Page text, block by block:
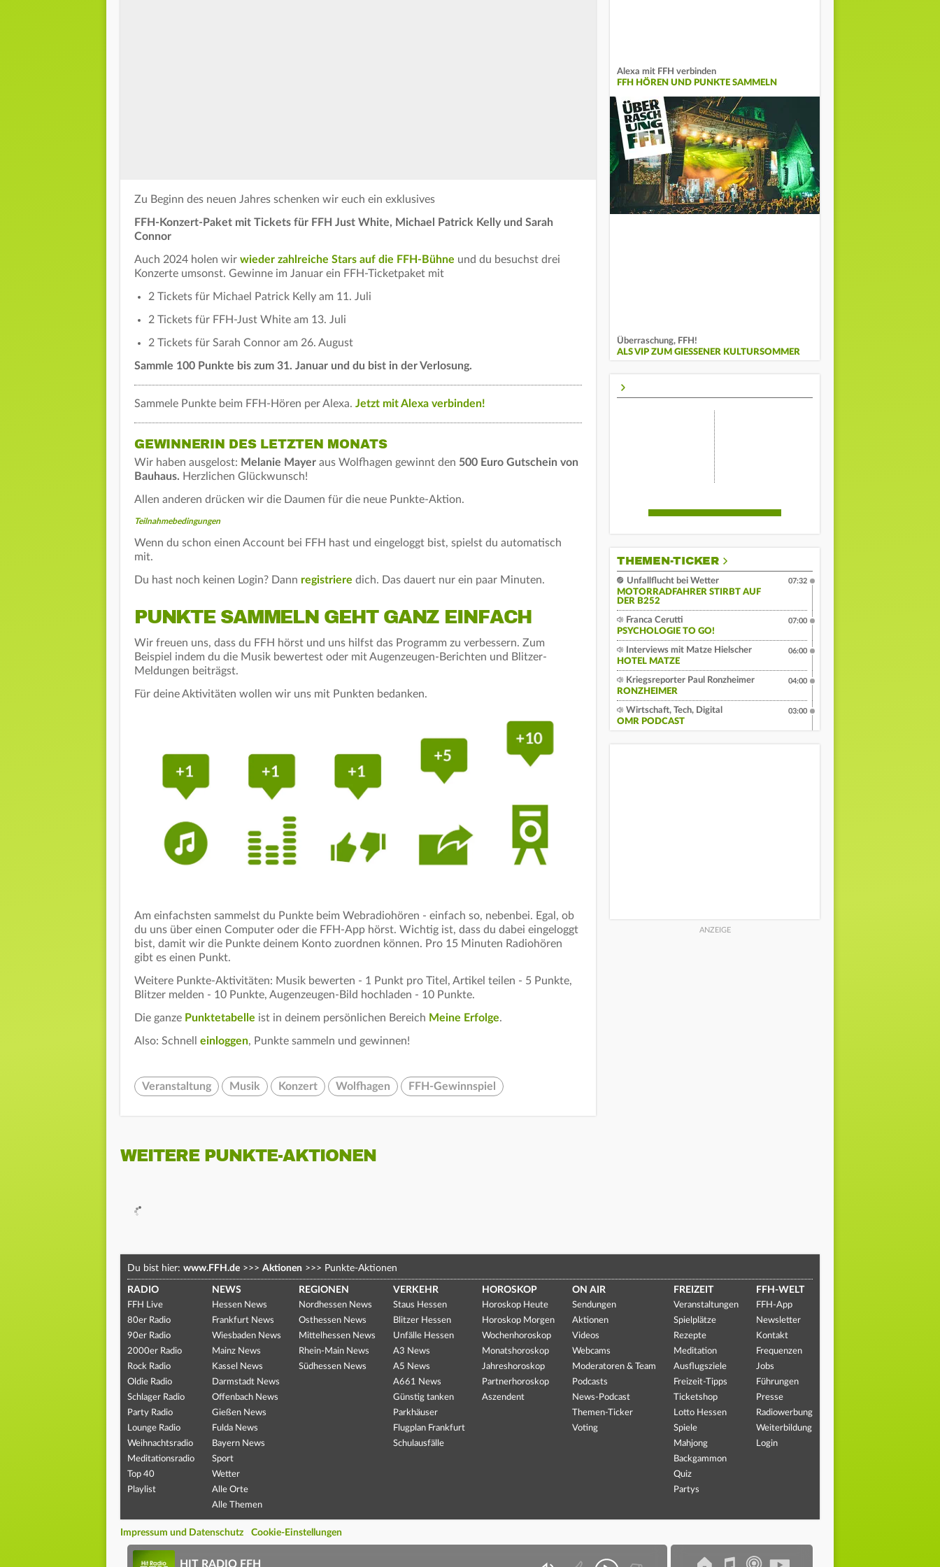
Zu Beginn des neuen Jahres schenken wir euch ein exklusives
FFH-Konzert-Paket mit Tickets für FFH Just White, Michael Patrick Kelly und Sarah
Connor
Auch 2024 holen wir wieder zahlreiche Stars auf die FFH-Bühne und du besuchst drei
Konzerte umsonst. Gewinne im Januar ein FFH-Ticketpaket mit
2 Tickets für Michael Patrick Kelly am 11. Juli
2 Tickets für FFH-Just White am 13. Juli
2 Tickets für Sarah Connor am 26. August
Sammle 100 Punkte bis zum 31. Januar und du bist in der Verlosung.
Sammele Punkte beim FFH-Hören per Alexa. Jetzt mit Alexa verbinden!
GEWINNERIN DES LETZTEN MONATS
Wir haben ausgelost: Melanie Mayer aus Wolfhagen gewinnt den 500 Euro Gutschein von
Bauhaus. Herzlichen Glückwunsch!
Allen anderen drücken wir die Daumen für die neue Punkte-Aktion.
Teilnahmebedingungen
Wenn du schon einen Account bei FFH hast und eingeloggt bist, spielst du automatisch
mit.
Du hast noch keinen Login? Dann registriere dich. Das dauert nur ein paar Minuten.
PUNKTE SAMMELN GEHT GANZ EINFACH
Wir freuen uns, dass du FFH hörst und uns hilfst das Programm zu verbessern. Zum
Beispiel indem du die Musik bewertest oder mit Augenzeugen-Berichten und Blitzer-
Meldungen beiträgst.
Für deine Aktivitäten wollen wir uns mit Punkten bedanken.
Am einfachsten sammelst du Punkte beim Webradiohören - einfach so, nebenbei. Egal, ob
du uns über einen Computer oder die FFH-App hörst. Wichtig ist, dass du dabei eingeloggt
bist, damit wir die Punkte deinem Konto zuordnen können. Pro 15 Minuten Radiohören
gibt es einen Punkt.
Weitere Punkte-Aktivitäten: Musik bewerten - 1 Punkt pro Titel, Artikel teilen - 5 Punkte,
Blitzer melden - 10 Punkte, Augenzeugen-Bild hochladen - 10 Punkte.
Die ganze Punktetabelle ist in deinem persönlichen Bereich Meine Erfolge.
Also: Schnell einloggen, Punkte sammeln und gewinnen!
Veranstaltung Musik Konzert Wolfhagen FFH-Gewinnspiel
Alexa mit FFH verbinden
FFH HÖREN UND PUNKTE SAMMELN
Überraschung, FFH!
ALS VIP ZUM GIESSENER KULTURSOMMER
THEMEN-TICKER
Unfallflucht bei Wetter
MOTORRADFAHRER STIRBT AUF
DER B252
07:32
Franca Cerutti
PSYCHOLOGIE TO GO!
07:00
Interviews mit Matze Hielscher
HOTEL MATZE
06:00
Kriegsreporter Paul Ronzheimer
RONZHEIMER
04:00
Wirtschaft, Tech, Digital
OMR PODCAST
03:00
WEITERE PUNKTE-AKTIONEN
Du bist hier: www.FFH.de >>> Aktionen >>> Punkte-Aktionen
RADIO
FFH Live
80er Radio
90er Radio
2000er Radio
Rock Radio
Oldie Radio
Schlager Radio
Party Radio
Lounge Radio
Weihnachtsradio
Meditationsradio
Top 40
Playlist
NEWS
Hessen News
Frankfurt News
Wiesbaden News
Mainz News
Kassel News
Darmstadt News
Offenbach News
Gießen News
Fulda News
Bayern News
Sport
Wetter
Alle Orte
Alle Themen
REGIONEN
Nordhessen News
Osthessen News
Mittelhessen News
Rhein-Main News
Südhessen News
VERKEHR
Staus Hessen
Blitzer Hessen
Unfälle Hessen
A3 News
A5 News
A661 News
Günstig tanken
Parkhäuser
Flugplan Frankfurt
Schulausfälle
HOROSKOP
Horoskop Heute
Horoskop Morgen
Wochenhoroskop
Monatshoroskop
Jahreshoroskop
Partnerhoroskop
Aszendent
ON AIR
Sendungen
Aktionen
Videos
Webcams
Moderatoren & Team
Podcasts
News-Podcast
Themen-Ticker
Voting
FREIZEIT
Veranstaltungen
Spielplätze
Rezepte
Meditation
Ausflugsziele
Freizeit-Tipps
Ticketshop
Lotto Hessen
Spiele
Mahjong
Backgammon
Quiz
Partys
FFH-WELT
FFH-App
Newsletter
Kontakt
Frequenzen
Jobs
Führungen
Presse
Radiowerbung
Weiterbildung
Login
Impressum und Datenschutz Cookie-Einstellungen
HIT RADIO FFH